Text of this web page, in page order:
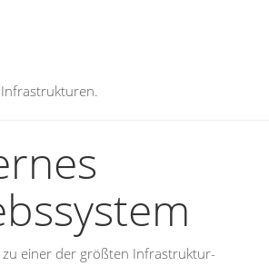
einer der größten Infrastruktur-